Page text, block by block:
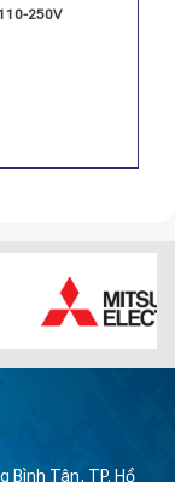
250V
Bình Tân, TP. Hồ